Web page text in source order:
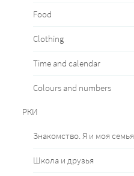
Food
Clothing
Time and calendar
Сolours and numbers
РКИ
Знакомство. Я и моя семья
Школа и друзья